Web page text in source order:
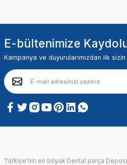
E-bültenimize
Kampanya ve duyurularımızdan ilk
Türkiye’nin en büyük Dental parça